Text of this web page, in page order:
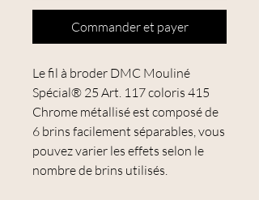
Commander et payer
Le fil à broder DMC Mouliné
Spécial® 25 Art. 117 coloris 415
Chrome métallisé est composé de
6 brins facilement séparables, vous
pouvez varier les effets selon le
nombre de brins utilisés.